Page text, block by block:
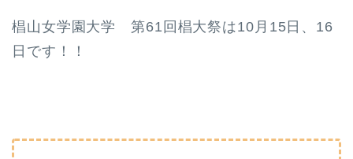
椙山女学園大学 第61回椙大祭は10月15日、16
日です！！